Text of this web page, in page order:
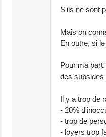
S'ils ne sont
Mais on
En outre, si
Pour ma
des subsides
Il y a trop de
- 20%
- trop de
- loyers trop